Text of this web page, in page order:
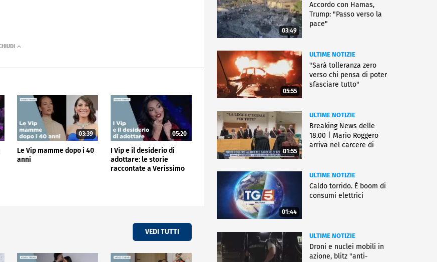
03:39
Le Vip mamme dopo i 40
anni
05:20
I Vip e il desiderio di
adottare: le storie
raccontate a Verissimo
VEDI TUTTI
03:49
Accordo con Hamas,
Trump: "Passo verso la
pace"
05:55
ULTIME NOTIZIE
"Sarà tolleranza zero
verso chi pensa di poter
sfasciare tutto"
01:55
ULTIME NOTIZIE
Breaking News delle
18.00 | Mario Roggero
arriva nel carcere di
01:44
ULTIME NOTIZIE
Caldo torrido. È boom di
consumi elettrici
ULTIME NOTIZIE
Droni e nuclei mobili in
azione, blitz "anti-